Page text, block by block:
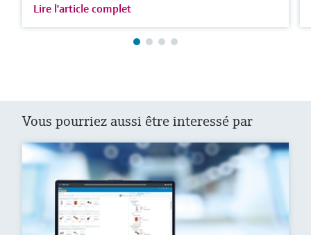
Lire l'article complet
Vous pourriez aussi être interessé par